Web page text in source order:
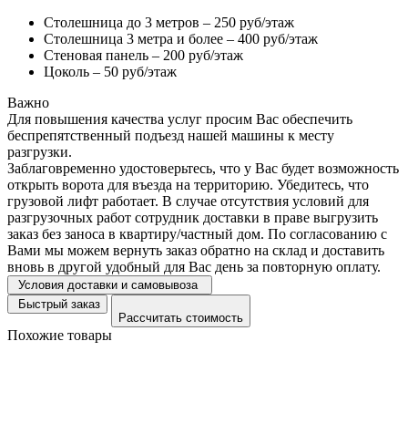
Столешница до 3 метров – 250 руб/этаж
Столешница 3 метра и более – 400 руб/этаж
Стеновая панель – 200 руб/этаж
Цоколь – 50 руб/этаж
Важно
Для повышения качества услуг просим Вас обеспечить
беспрепятственный подъезд нашей машины к месту
разгрузки.
Заблаговременно удостоверьтесь, что у Вас будет возможность
открыть ворота для въезда на территорию. Убедитесь, что
грузовой лифт работает. В случае отсутствия условий для
разгрузочных работ сотрудник доставки в праве выгрузить
заказ без заноса в квартиру/частный дом. По согласованию с
Вами мы можем вернуть заказ обратно на склад и доставить
вновь в другой удобный для Вас день за повторную оплату.
Условия доставки и самовывоза
Быстрый заказ
Рассчитать стоимость
Похожие товары